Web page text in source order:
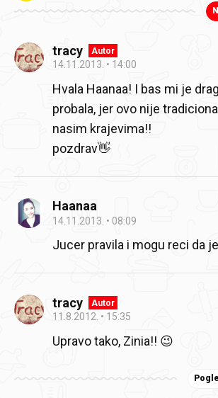
tracy Autor
14.11.2013. 14:00
Hvala Haanaa! I bas mi je
probala, jer ovo nije
nasim krajevima!!
pozdrav👋
Haanaa
14.11.2013. 08:09
Jucer pravila i mogu reci da
tracy Autor
11.8.2012. 15:35
Upravo tako, Zinia!! 😉